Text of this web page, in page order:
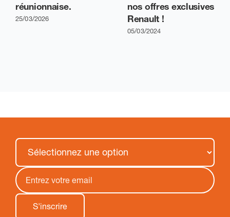
réunionnaise.
25/03/2026
nos offres exclusives
Renault !
05/03/2024